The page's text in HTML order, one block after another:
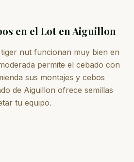
en el Lot en Aiguillon
nut funcionan muy bien en
permite el cebado con
sus montajes y cebos
de Aiguillon ofrece semillas
tu equipo.